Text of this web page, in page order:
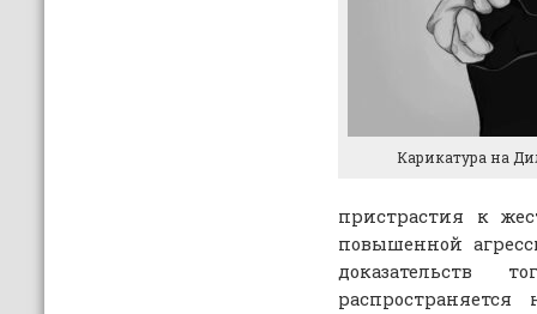
Карикатура на
пристрастия к
повышенной